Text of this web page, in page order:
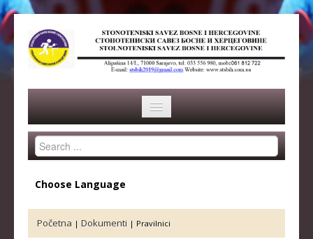
ISTORIJA
ORGANI SAVEZA
Search
...
Choose Language
Početna | Dokumenti | Pravilnici